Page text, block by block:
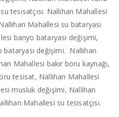
tesisatçısı. Nallıhan Mahallesi
Mahallesi su bataryası
banyo bataryası değişimi,
bataryası değişimi. Nallıhan
Mahallesi bakır boru kaynağı,
tesisat, Nallıhan Mahallesi
musluk değişimi, Nallıhan
Mahallesi su tesisatçısı.